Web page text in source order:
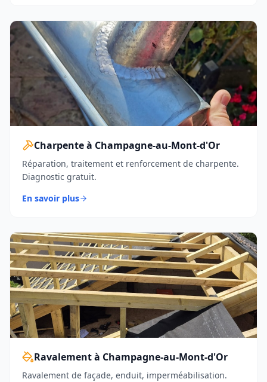
Charpente à Champagne-au-Mont-d'Or
Réparation, traitement et renforcement de charpente.
Diagnostic gratuit.
En savoir plus
Ravalement à Champagne-au-Mont-d'Or
Ravalement de façade, enduit, imperméabilisation.